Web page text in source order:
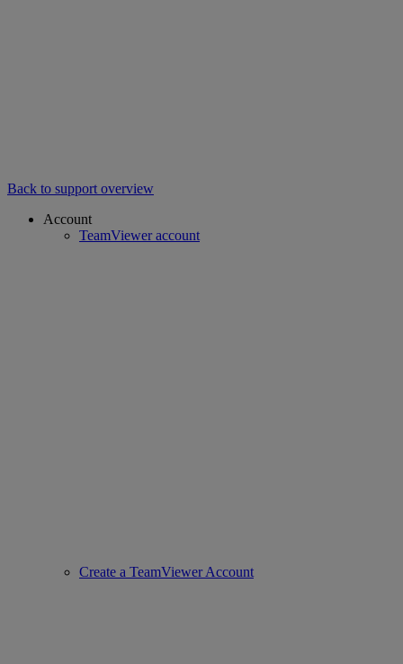
Back to support overview
Account
TeamViewer account
Create a TeamViewer Account